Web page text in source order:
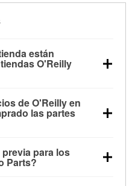
están
O'Reilly
de alternador y
la luz “Check Engine”
de
están disponibles en
Parts. La tienda
de O'Reilly en
las partes
disponibles en la
MS aunque hayas
para los
Parts?